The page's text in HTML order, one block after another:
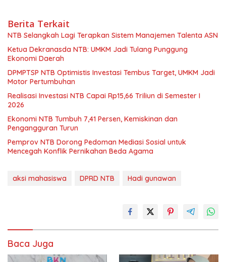
Berita Terkait
NTB Selangkah Lagi Terapkan Sistem Manajemen Talenta ASN
Ketua Dekranasda NTB: UMKM Jadi Tulang Punggung
Ekonomi Daerah
DPMPTSP NTB Optimistis Investasi Tembus Target, UMKM Jadi
Motor Pertumbuhan
Realisasi Investasi NTB Capai Rp15,66 Triliun di Semester I
2026
Ekonomi NTB Tumbuh 7,41 Persen, Kemiskinan dan
Pengangguran Turun
Pemprov NTB Dorong Pedoman Mediasi Sosial untuk
Mencegah Konflik Pernikahan Beda Agama
aksi mahasiswa DPRD NTB Hadi gunawan
Baca Juga